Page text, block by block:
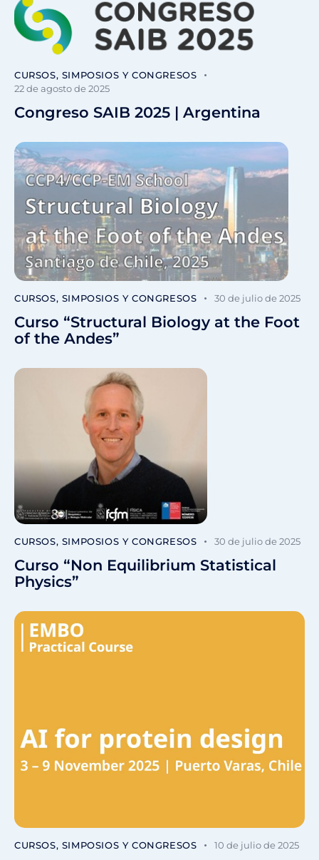
CURSOS, SIMPOSIOS Y CONGRESOS
22 de agosto de 2025
Congreso SAIB 2025 | Argentina
CURSOS, SIMPOSIOS Y CONGRESOS 30 de julio de 2025
Curso “Structural Biology at the Foot
of the Andes”
CURSOS, SIMPOSIOS Y CONGRESOS 30 de julio de 2025
Curso “Non Equilibrium Statistical
Physics”
CURSOS, SIMPOSIOS Y CONGRESOS 10 de julio de 2025